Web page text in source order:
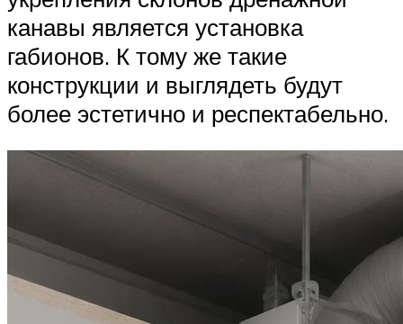
канавы является установка
габионов. К тому же такие
конструкции и выглядеть будут
более эстетично и респектабельно.